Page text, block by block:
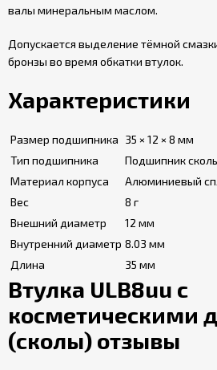
валы минеральным маслом.
Допускается выделение тёмной
бронзы во время обкатки втулок.
Характеристики
Размер подшипника 35 × 12 × 8 мм
Тип подшипника
Подшипник
Материал корпуса
Алюминиевый
Вес
8 г
Внешний диаметр
12 мм
Внутренний диаметр 8.03 мм
Длина
35 мм
Втулка ULB8uu с
косметическими
(сколы) отзывы